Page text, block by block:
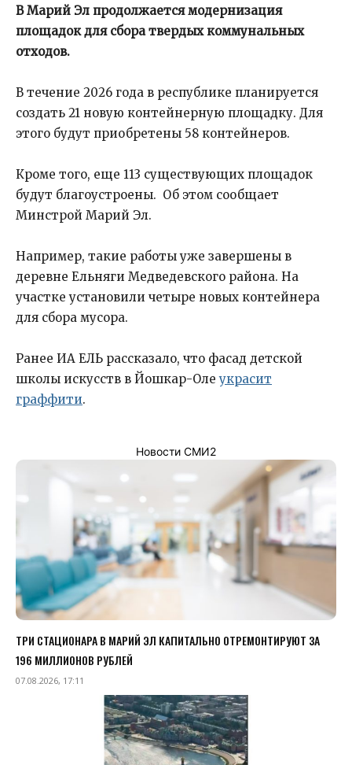
В Марий Эл продолжается модернизация
площадок для сбора твердых коммунальных
отходов.
В течение 2026 года в республике планируется
создать 21 новую контейнерную площадку. Для
этого будут приобретены 58 контейнеров.
Кроме того, еще 113 существующих площадок
будут благоустроены. Об этом сообщает
Минстрой Марий Эл.
Например, такие работы уже завершены в
деревне Ельняги Медведевского района. На
участке установили четыре новых контейнера
для сбора мусора.
Ранее ИА ЕЛЬ рассказало, что фасад детской
школы искусств в Йошкар-Олеукрасит
граффити.
Новости СМИ2
ТРИ СТАЦИОНАРА В МАРИЙ ЭЛ КАПИТАЛЬНО ОТРЕМОНТИРУЮТ ЗА
196 МИЛЛИОНОВ РУБЛЕЙ
07.08.2026, 17:11